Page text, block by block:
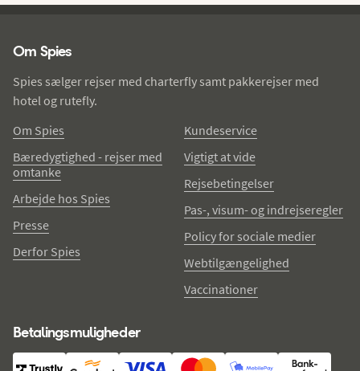
Om Spies
Spies sælger rejser med charterfly samt pakkerejser med
hotel og rutefly.
Om Spies
Bæredygtighed - rejser med
omtanke
Arbejde hos Spies
Presse
Derfor Spies
Kundeservice
Vigtigt at vide
Rejsebetingelser
Pas-, visum- og indrejseregler
Policy for sociale medier
Webtilgængelighed
Vaccinationer
Betalingsmuligheder